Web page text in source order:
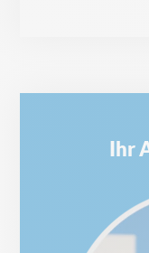
Ihr